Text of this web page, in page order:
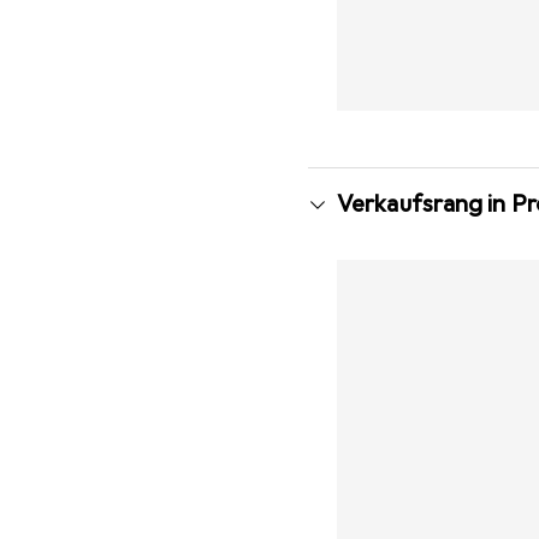
Verkaufsrang in